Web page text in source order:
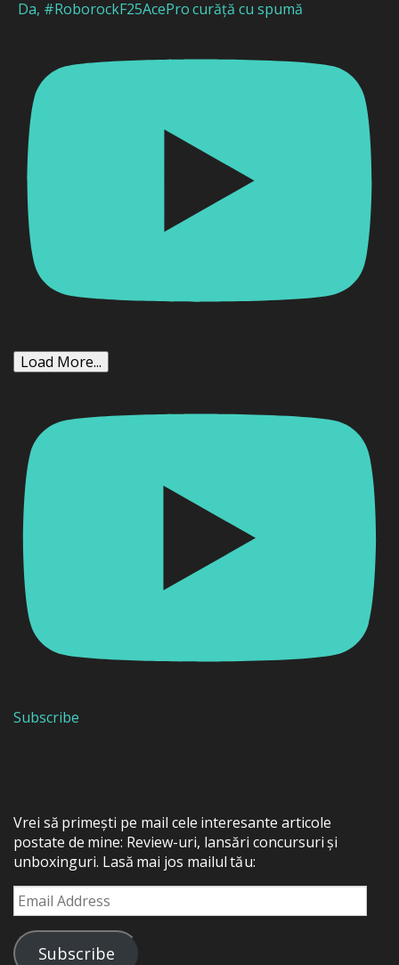
Da, #RoborockF25AcePro curăță cu spumă
Load More...
Subscribe
Vrei să primești pe mail cele interesante articole
postate de mine: Review-uri, lansări concursuri și
unboxinguri. Lasă mai jos mailul tău:
Email
Address
Subscribe